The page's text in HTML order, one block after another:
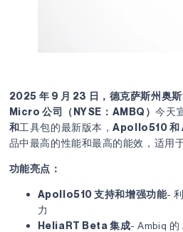
能开发支持 2
2025 年 9 月 23 日，德克萨斯州奥
Micro 公司（NYSE：AMBQ）今天
和工具包的最新版本，Apollo510
品中最高的性能和最高的能效，适用
功能亮点：
Apollo510 支持和增强功能-
力
HeliaRT Beta 集成- Ambiq